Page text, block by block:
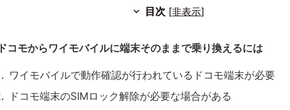
目次 [非表示]
ドコモからワイモバイルに端末そのままで乗り換えるには
ワイモバイルで動作確認が行われているドコモ端末が必要
ドコモ端末のSIMロック解除が必要な場合がある